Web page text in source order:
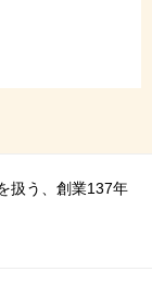
扱う、創業137年